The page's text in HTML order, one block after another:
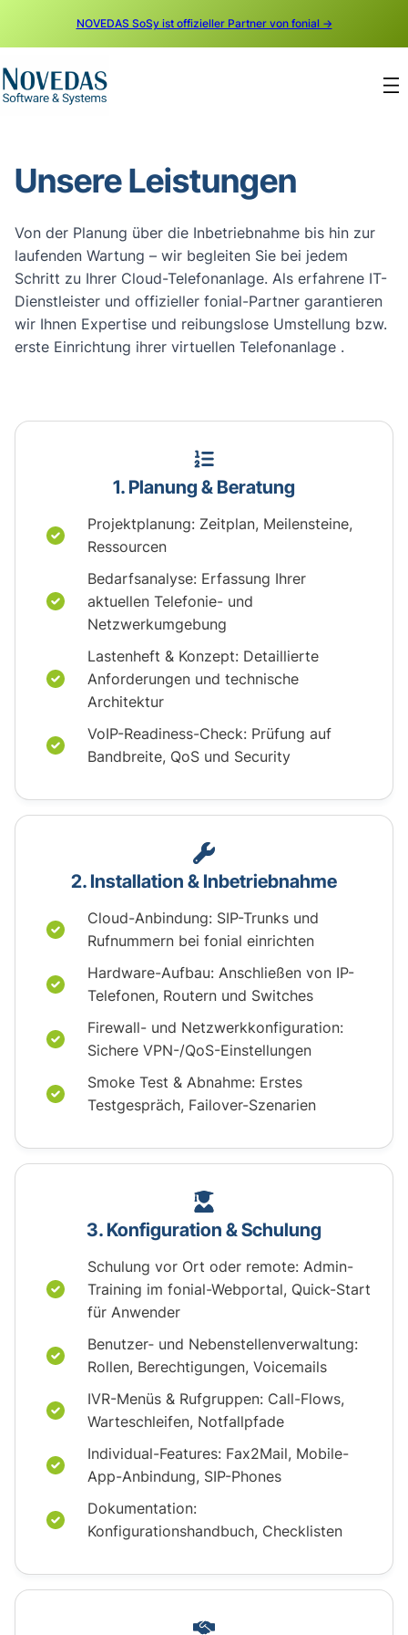
NOVEDAS SoSy ist offizieller Partner von fonial →
Unsere Leistungen
Von der Planung über die Inbetriebnahme bis hin zur
laufenden Wartung – wir begleiten Sie bei jedem
Schritt zu Ihrer Cloud-Telefonanlage. Als erfahrene IT-
Dienstleister und offizieller fonial-Partner garantieren
wir Ihnen Expertise und reibungslose Umstellung bzw.
erste Einrichtung ihrer virtuellen Telefonanlage .
1. Planung & Beratung
Projekt­planung: Zeitplan, Meilensteine,
Ressourcen
Bedarfsanalyse: Erfassung Ihrer
aktuellen Telefonie- und
Netzwerkumgebung
Lastenheft & Konzept: Detaillierte
Anforderungen und technische
Architektur
VoIP-Readiness-Check: Prüfung auf
Bandbreite, QoS und Security
2. Installation & Inbetriebnahme
Cloud-Anbindung: SIP-Trunks und
Rufnummern bei fonial einrichten
Hardware-Aufbau: Anschließen von IP-
Telefonen, Routern und Switches
Firewall- und Netzwerkkonfiguration:
Sichere VPN-/QoS-Einstellungen
Smoke Test & Abnahme: Erstes
Testgespräch, Failover-Szenarien
3. Konfiguration & Schulung
Schulung vor Ort oder remote: Admin-
Training im fonial-Webportal, Quick-Start
für Anwender
Benutzer‐ und Nebenstellenverwaltung:
Rollen, Berechtigungen, Voicemails
IVR-Menüs & Rufgruppen: Call-Flows,
Warteschleifen, Notfallpfade
Individual-Features: Fax2Mail, Mobile-
App-Anbindung, SIP-Phones
Dokumentation:
Konfigurationshandbuch, Checklisten